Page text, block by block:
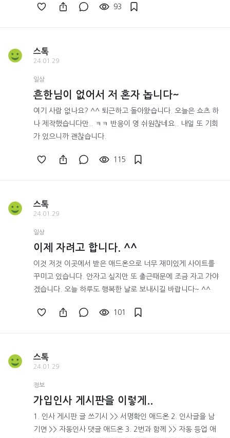
93
스톡
24.01.29
일상
흔한님이 없어서 저 혼자 놉니다~
여기 사람 없나요? ^^ 퇴근하고 돌아왔습니다. 오늘은 쇼츠 하
나 제작했습니다만.. ㅋㅋ 반응이 영 쉬원찮네요.. 내일 또 기회
가 있으니까 괜찮습니다.
115
스톡
24.01.29
일상
이제 자려고 합니다. ^^
이것 저것 이곳에서 받은 애드온으로 너무 재미있게 사이트를
꾸미고 있습니다. 안자고 싶지만 또 출근때문에 조금 자고 가야
겠습니다. 오늘 하루도 행복한 날로 보내시길 바랍니다~ ^^
101
스톡
24.01.29
정보
가입인사 게시판을 이렇게..
1. 인사 게시판 글 쓰기시 >> 서명확인 애드온 2. 인사글을 남
기면 >> 자동인사 댓글 애드온 3. 2번과 함께 >> 자동 등업 애